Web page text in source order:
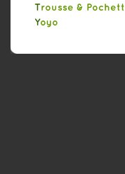
Trousse &
Yoyo